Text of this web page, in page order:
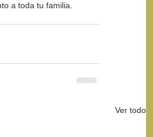
a toda tu familia.
Ver todo